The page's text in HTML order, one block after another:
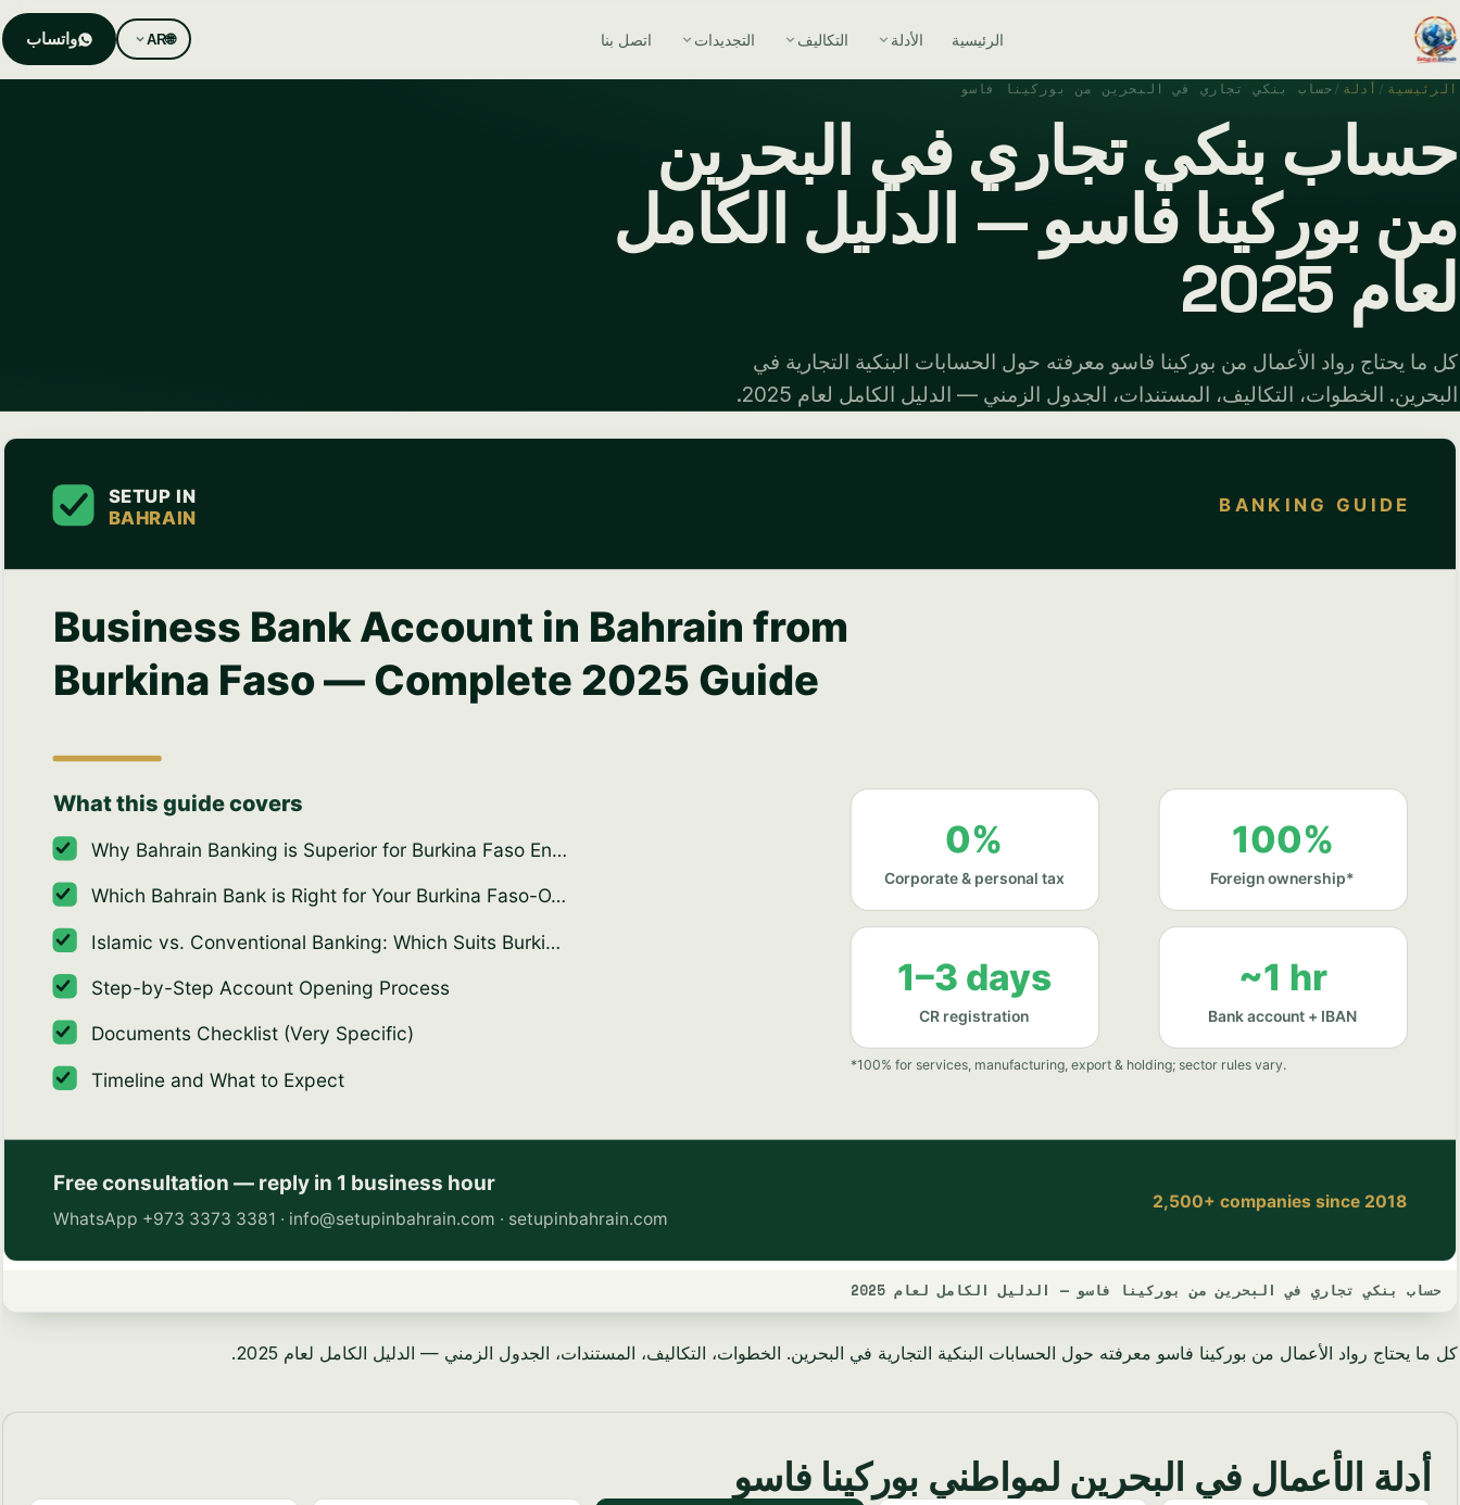
الرئيسية الأدلة التكاليف التجديدات اتصل بنا 🌐
AR واتساب
الرئيسية / أدلة /حساب بنكي تجاري في البحرين من بوركينا فاسو
حساب بنكي تجاري في البحرين
من بوركينا فاسو — الدليل الكامل
لعام 2025
كل ما يحتاج رواد الأعمال من بوركينا فاسو معرفته حول الحسابات البنكية التجارية في
البحرين. الخطوات، التكاليف، المستندات، الجدول الزمني — الدليل الكامل لعام 2025.
حساب بنكي تجاري في البحرين من بوركينا فاسو — الدليل الكامل لعام 2025
كل ما يحتاج رواد الأعمال من بوركينا فاسو معرفته حول الحسابات البنكية التجارية في البحرين. الخطوات، التكاليف، المستندات، الجدول الزمني — الدليل الكامل لعام 2025.
أدلة الأعمال في البحرين لمواطني بوركينا فاسو